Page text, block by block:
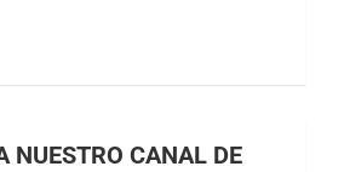
NUESTRO CANAL DE